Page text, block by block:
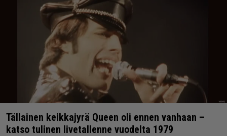
Tällainen keikkajyrä Queen oli ennen vanhaan –
katso tulinen livetallenne vuodelta 1979